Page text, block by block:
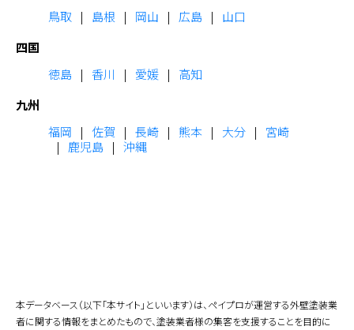
鳥取
島根 岡山 広島
山口
四国
徳島
香川 愛媛
高知
九州
福岡
佐賀 長崎 熊本 大分
宮崎
鹿児島
沖縄
本データベース（以下「本サイト」といいます）は、ペイプロが運営する外壁塗装業
者に関する情報をまとめたもので、塗装業者様の集客を支援することを目的に